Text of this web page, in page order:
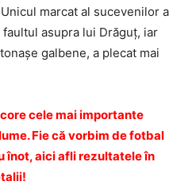
marcat al sucevenilor a
faultul asupra lui Drăguţ, iar
galbene, a plecat mai
cele mai importante
Fie că vorbim de fotbal
înot, aici afli rezultatele în